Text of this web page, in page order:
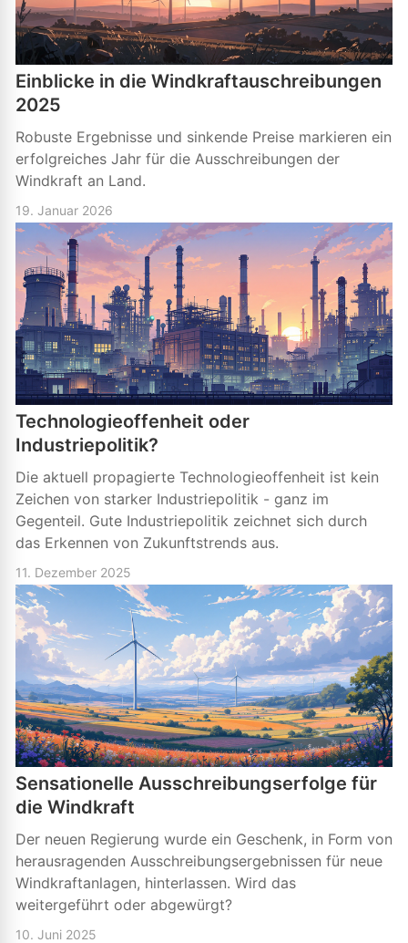
Einblicke in die Windkraftauschreibungen
2025
Robuste Ergebnisse und sinkende Preise markieren ein
erfolgreiches Jahr für die Ausschreibungen der
Windkraft an Land.
19. Januar 2026
Technologieoffenheit oder
Industriepolitik?
Die aktuell propagierte Technologieoffenheit ist kein
Zeichen von starker Industriepolitik - ganz im
Gegenteil. Gute Industriepolitik zeichnet sich durch
das Erkennen von Zukunftstrends aus.
11. Dezember 2025
Sensationelle Ausschreibungserfolge für
die Windkraft
Der neuen Regierung wurde ein Geschenk, in Form von
herausragenden Ausschreibungsergebnissen für neue
Windkraftanlagen, hinterlassen. Wird das
weitergeführt oder abgewürgt?
10. Juni 2025